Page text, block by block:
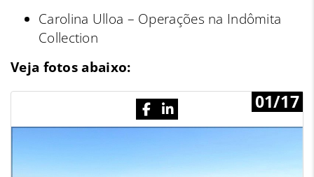
Carolina Ulloa – Operações na Indômita
Collection
Veja fotos abaixo:
01/17
Previous